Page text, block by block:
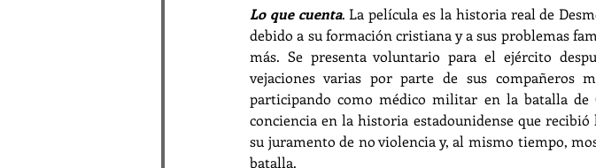
Lo que cuenta. La película es la historia real de
debido a su formación cristiana y a sus problemas
más. Se presenta voluntario para el ejército
vejaciones varias por parte de sus compañeros
participando como médico militar en la batalla
conciencia en la historia estadounidense que
su juramento de no violencia y, al mismo tiempo,
batalla.